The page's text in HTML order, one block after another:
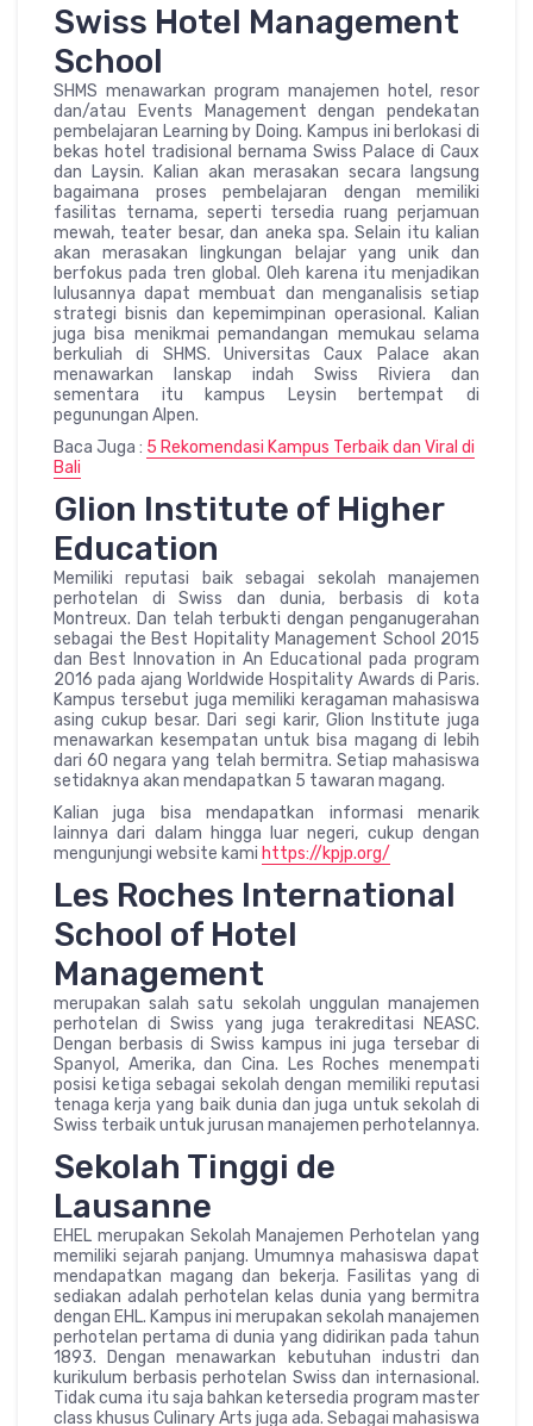
Swiss Hotel Management
School
SHMS menawarkan program manajemen hotel, resor
dan/atau Events Management dengan pendekatan
pembelajaran Learning by Doing. Kampus ini berlokasi di
bekas hotel tradisional bernama Swiss Palace di Caux
dan Laysin. Kalian akan merasakan secara langsung
bagaimana proses pembelajaran dengan memiliki
fasilitas ternama, seperti tersedia ruang perjamuan
mewah, teater besar, dan aneka spa. Selain itu kalian
akan merasakan lingkungan belajar yang unik dan
berfokus pada tren global. Oleh karena itu menjadikan
lulusannya dapat membuat dan menganalisis setiap
strategi bisnis dan kepemimpinan operasional. Kalian
juga bisa menikmai pemandangan memukau selama
berkuliah di SHMS. Universitas Caux Palace akan
menawarkan lanskap indah Swiss Riviera dan
sementara itu kampus Leysin bertempat di
pegunungan Alpen.
Baca Juga : 5 Rekomendasi Kampus Terbaik dan Viral di
Bali
Glion Institute of Higher
Education
Memiliki reputasi baik sebagai sekolah manajemen
perhotelan di Swiss dan dunia, berbasis di kota
Montreux. Dan telah terbukti dengan penganugerahan
sebagai the Best Hopitality Management School 2015
dan Best Innovation in An Educational pada program
2016 pada ajang Worldwide Hospitality Awards di Paris.
Kampus tersebut juga memiliki keragaman mahasiswa
asing cukup besar. Dari segi karir, Glion Institute juga
menawarkan kesempatan untuk bisa magang di lebih
dari 60 negara yang telah bermitra. Setiap mahasiswa
setidaknya akan mendapatkan 5 tawaran magang.
Kalian juga bisa mendapatkan informasi menarik
lainnya dari dalam hingga luar negeri, cukup dengan
mengunjungi website kami https://kpjp.org/
Les Roches International
School of Hotel
Management
merupakan salah satu sekolah unggulan manajemen
perhotelan di Swiss yang juga terakreditasi NEASC.
Dengan berbasis di Swiss kampus ini juga tersebar di
Spanyol, Amerika, dan Cina. Les Roches menempati
posisi ketiga sebagai sekolah dengan memiliki reputasi
tenaga kerja yang baik dunia dan juga untuk sekolah di
Swiss terbaik untuk jurusan manajemen perhotelannya.
Sekolah Tinggi de
Lausanne
EHEL merupakan Sekolah Manajemen Perhotelan yang
memiliki sejarah panjang. Umumnya mahasiswa dapat
mendapatkan magang dan bekerja. Fasilitas yang di
sediakan adalah perhotelan kelas dunia yang bermitra
dengan EHL. Kampus ini merupakan sekolah manajemen
perhotelan pertama di dunia yang didirikan pada tahun
1893. Dengan menawarkan kebutuhan industri dan
kurikulum berbasis perhotelan Swiss dan internasional.
Tidak cuma itu saja bahkan ketersedia program master
class khusus Culinary Arts juga ada. Sebagai mahasiswa